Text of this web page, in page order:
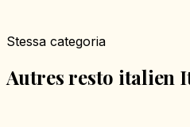
Stessa categoria
Autres resto italien